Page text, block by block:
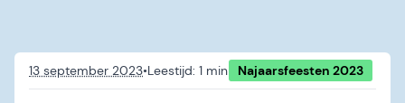
13 september 2023• Najaarsfeesten 2023